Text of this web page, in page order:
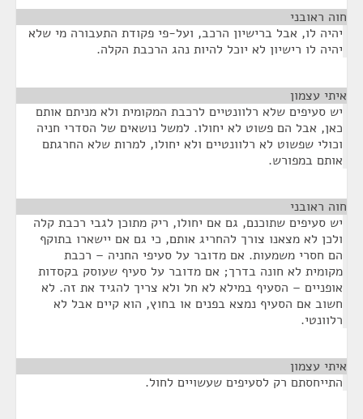
חוה ראובני
יהיה לו, אבל ברישיון הרכב, ועל-פי פקודת התעבורה מי שלא
יהיה לו רישיון לא יוכל להיות נהג הרכבת הקלה.
איתי עצמון
יש סעיפים שלא רלוונטיים לרכבת המקומית ולא מניתם אותם
כאן, אבל הם פשוט לא יחולו. למשל נושאים של הסדרי חניה
וכולי שפשוט לא רלוונטיים ולא יחולו, למרות שלא החרגתם
אותם במפורש.
חוה ראובני
יש סעיפים שתוכנם, גם אם יחולו, ריק מתוכן לגבי רכבת קלה
ולכן לא מצאנו צורך להחריג אותם, כי גם אם יישארו בתוקף
הם חסרי משמעות. אם מדובר על סעיפי החניה – רכבת
מקומית לא חונה בדרך; אם מדובר על סעיף שעוסק בקסדות
אופניים – הסעיף במילא לא חל ולא צריך להגיד את זה. לא
חשוב אם הסעיף נמצא בפנים או בחוץ, הוא קיים אבל לא
רלוונטי.
איתי עצמון
התייחסתם רק לסעיפים שעשויים לחול.